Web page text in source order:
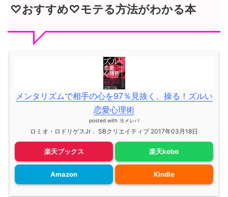
♡おすすめ♡モテる方法がわかる本
メンタリズムで相手の心を97％見抜く、操る！ズルい
恋愛心理術
posted with ヨメレバ
ロミオ・ロドリゲスJr． SBクリエイティブ 2017年03月18日
楽天ブックス 楽天kobo
Amazon Kindle